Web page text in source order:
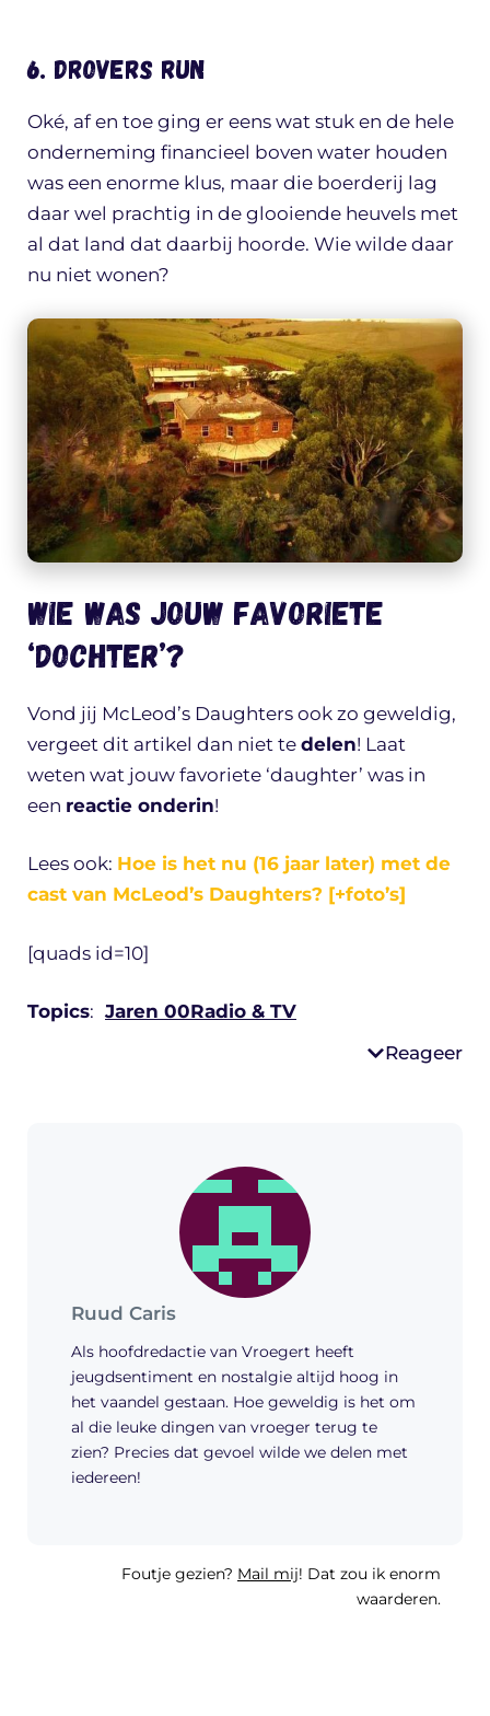
6. Drovers Run
Oké, af en toe ging er eens wat stuk en de hele
onderneming financieel boven water houden
was een enorme klus, maar die boerderij lag
daar wel prachtig in de glooiende heuvels met
al dat land dat daarbij hoorde. Wie wilde daar
nu niet wonen?
Wie was jouw favoriete
‘dochter’?
Vond jij McLeod’s Daughters ook zo geweldig,
vergeet dit artikel dan niet te delen! Laat
weten wat jouw favoriete ‘daughter’ was in
een reactie onderin!
Lees ook: Hoe is het nu (16 jaar later) met de
cast van McLeod’s Daughters? [+foto’s]
[quads id=10]
Topics: Jaren 00Radio & TV
Reageer
Ruud Caris
Als hoofdredactie van Vroegert heeft
jeugdsentiment en nostalgie altijd hoog in
het vaandel gestaan. Hoe geweldig is het om
al die leuke dingen van vroeger terug te
zien? Precies dat gevoel wilde we delen met
iedereen!
Foutje gezien? Mail mij! Dat zou ik enorm
waarderen.